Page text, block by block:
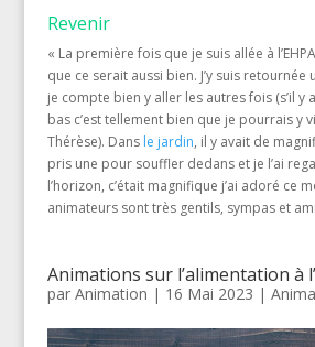
Revenir
« La première fois que je suis allée à
que ce serait aussi bien. J’y suis
je compte bien y aller les autres fois (s’il y
bas c’est tellement bien que je pourrais y
Thérèse). Dans le jardin, il y avait de
pris une pour souffler dedans et je l’ai
l’horizon, c’était magnifique j’ai adoré ce
animateurs sont très gentils, sympas et
Animations sur l’alimentation à
par Animation | 16 Mai 2023 |